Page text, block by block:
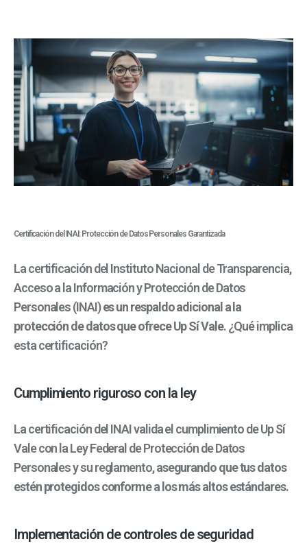
Certificación del INAI: Protección de Datos Personales Garantizada
La certificación del Instituto Nacional de Transparencia,
Acceso a la Información y Protección de Datos
Personales (INAI)es un respaldo adicional a la
protección de datos que ofrece Up Sí Vale. ¿Qué implica
esta certificación?
Cumplimiento riguroso con la ley
La certificación del INAI valida el cumplimiento de Up Sí
Vale con la Ley Federal de Protección de Datos
Personales y su reglamento,asegurando que tus datos
estén protegidos conforme a los más altos estándares.
Implementación de controles de seguridad